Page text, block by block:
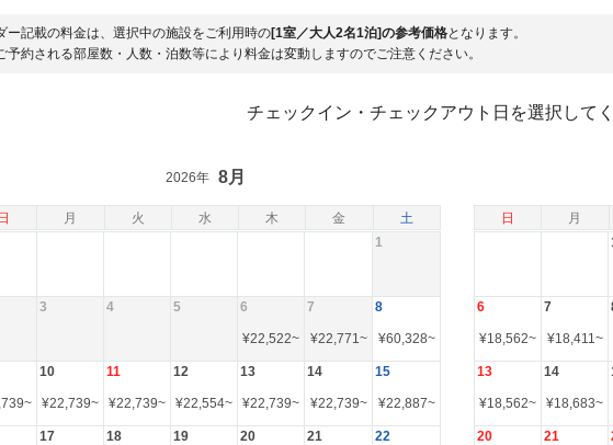
ー記載の料金は、選択中の施設をご利用時の[1室／大人2名1泊]の参考価格となります。
予約される部屋数・人数・泊数等により料金は変動しますのでご注意ください。
チェックイン・チェックアウト日を選択して
日 月 火 水 木 金 土 日 月
2026年 8月
1
3 4 5 6
¥22,522~
7
¥22,771~
8
¥60,328~
~
10
¥22,739~
11
¥22,739~
12
¥22,554~
13
¥22,739~
14
¥22,739~
15
¥22,887~
17 18 19 20 21 22
6
¥18,562~
7
¥18,411~
13
¥18,562~
14
¥18,683~
20 21